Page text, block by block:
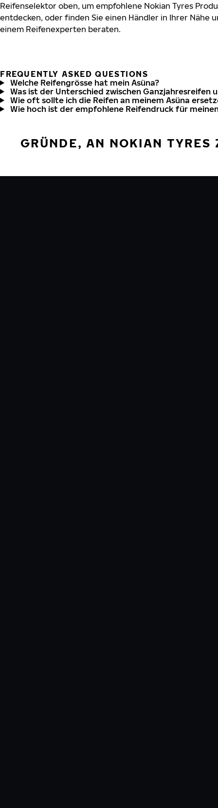
Reifenselektor oben, um empfohlene Nokian Tyres
entdecken, oder finden Sie einen Händler in Ihrer Nähe
einem Reifenexperten beraten.
FREQUENTLY ASKED QUESTIONS
Welche Reifengrösse hat mein Asüna?
Was ist der Unterschied zwischen Ganzjahresreifen
Wie oft sollte ich die Reifen an meinem Asüna
Wie hoch ist der empfohlene Reifendruck für
GRÜNDE, AN NOKIAN TYRES